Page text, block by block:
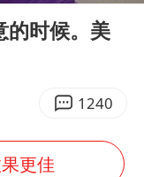
人黎彼得去世
姓名曝光
事调整
的时候。美
1240
更佳